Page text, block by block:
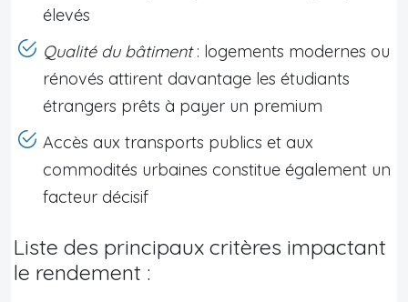
élevés
Qualité du bâtiment: logements modernes ou
rénovés attirent davantage les étudiants
étrangers prêts à payer un premium
Accès aux transports publics et aux
commodités urbaines constitue également un
facteur décisif
Liste des principaux critères impactant
le rendement :